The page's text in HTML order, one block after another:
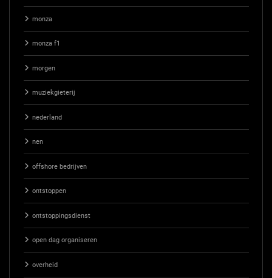
monza
monza f1
morgen
muziekgieterij
nederland
nen
offshore bedrijven
ontstoppen
ontstoppingsdienst
open dag organiseren
overheid